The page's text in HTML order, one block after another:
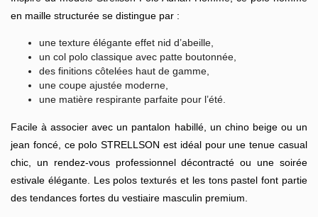
en maille structurée se distingue par :
une texture élégante effet nid d’abeille,
un col polo classique avec patte boutonnée,
des finitions côtelées haut de gamme,
une coupe ajustée moderne,
une matière respirante parfaite pour l’été.
Facile à associer avec un pantalon habillé, un chino beige ou un
jean foncé, ce polo STRELLSON est idéal pour une tenue casual
chic, un rendez-vous professionnel décontracté ou une soirée
estivale élégante. Les polos texturés et les tons pastel font partie
des tendances fortes du vestiaire masculin premium.